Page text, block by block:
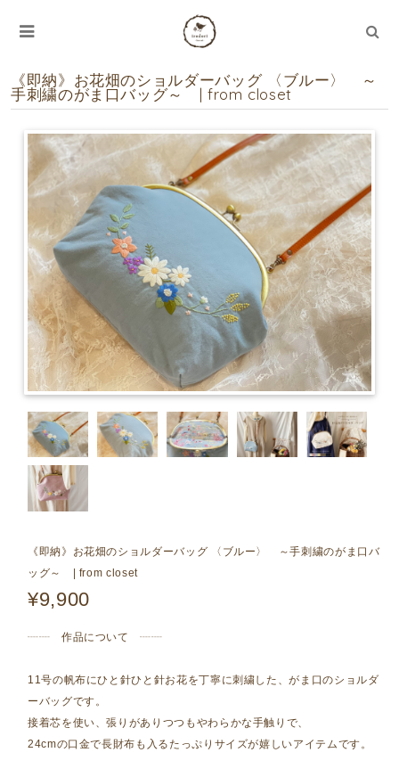
《即納》お花畑のショルダーバッグ 〈ブルー〉 ～
手刺繍のがま口バッグ～ | from closet
《即納》お花畑のショルダーバッグ 〈ブルー〉 ～手刺繍のがま口バ
ッグ～ | from closet
¥9,900
┈┈ 作品について ┈┈
11号の帆布にひと針ひと針お花を丁寧に刺繍した、がま口のショルダ
ーバッグです。
接着芯を使い、張りがありつつもやわらかな手触りで、
24cmの口金で長財布も入るたっぷりサイズが嬉しいアイテムです。